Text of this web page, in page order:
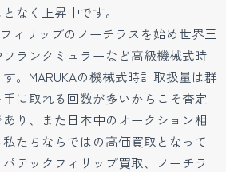
なく上昇中です。
ィリップのノーチラスを始め世界三
ランクミュラーなど高級機械式時
。MARUKAの機械式時計取扱量は群
に取れる回数が多いからこそ査定
り、また日本中のオークション相
たちならではの高価買取となって
テックフィリップ買取、ノーチラ